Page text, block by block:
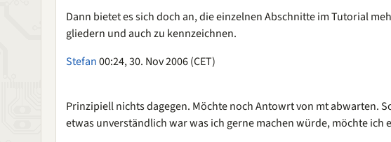
Dann bietet es sich doch an, die einzelnen Abschnitte im Tutorial
gliedern und auch zu kennzeichnen.
Stefan00:24, 30. Nov 2006 (CET)
Prinzipiell nichts dagegen. Möchte noch Antowrt von mt abwarten.
etwas unverständlich war was ich gerne machen würde, möchte ich